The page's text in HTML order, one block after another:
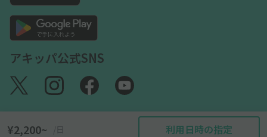
¥2,200~ /日 利用日時の指定
アキッパ公式SNS
©akippa Inc. All Rights Reserved.